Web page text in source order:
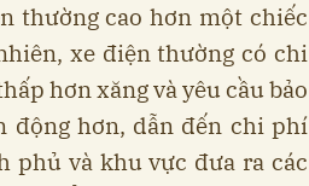
thường cao hơn một chiếc
xe điện thường có chi
hơn xăng và yêu cầu bảo
động hơn, dẫn đến chi phí
phủ và khu vực đưa ra các